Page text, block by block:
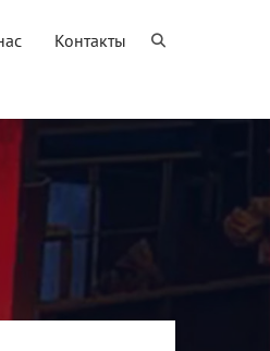
Контакты